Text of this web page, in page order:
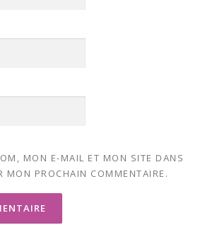
MON E-MAIL ET MON SITE DANS
MON PROCHAIN COMMENTAIRE.